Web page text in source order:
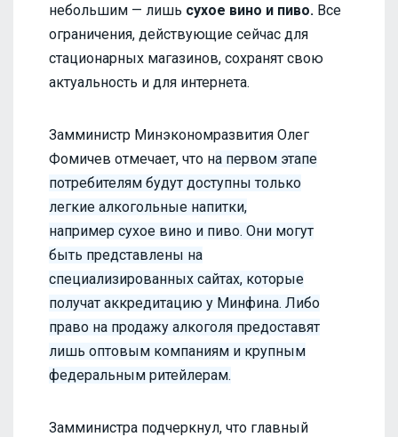
небольшим — лишь сухое вино и пиво. Все
ограничения, действующие сейчас для
стационарных магазинов, сохранят свою
актуальность и для интернета.
Замминистр Минэкономразвития Олег
Фомичев отмечает, что на первом этапе
потребителям будут доступны только
легкие алкогольные напитки,
например сухое вино и пиво. Они могут
быть представлены на
специализированных сайтах, которые
получат аккредитацию у Минфина. Либо
право на продажу алкоголя предоставят
лишь оптовым компаниям и крупным
федеральным ритейлерам.
Замминистра подчеркнул, что главный